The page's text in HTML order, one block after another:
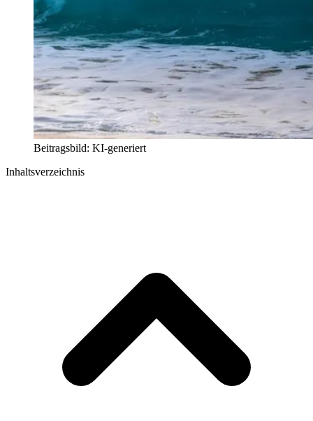
Beitragsbild: KI-generiert
Inhaltsverzeichnis